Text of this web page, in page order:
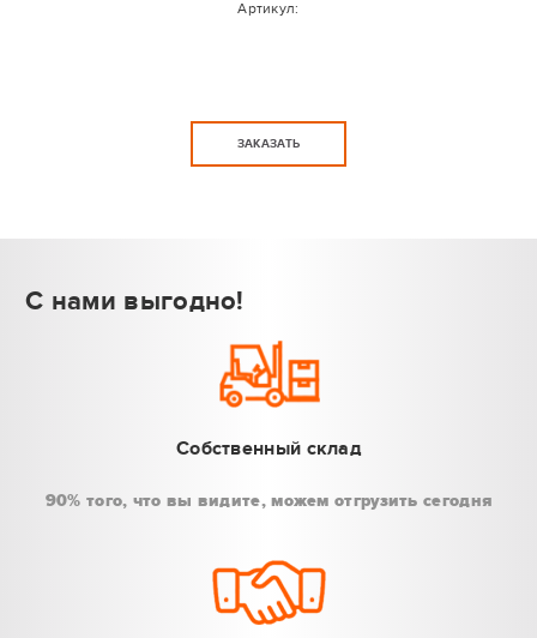
Артикул:
ЗАКАЗАТЬ
С нами выгодно!
Собственный склад
90% того, что вы видите, можем отгрузить сегодня